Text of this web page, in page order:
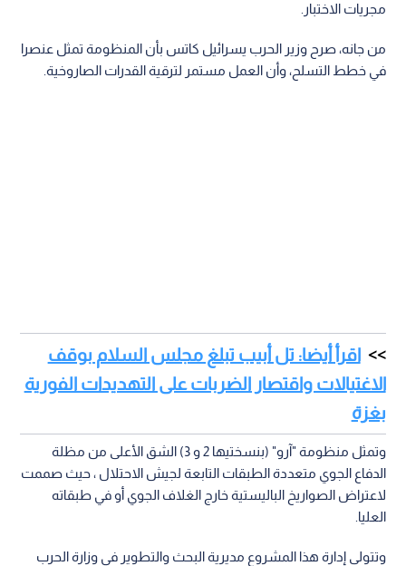
مجريات الاختبار.
من جانه، صرح وزير الحرب يسرائيل كاتس بأن المنظومة تمثل عنصرا
في خطط التسلح، وأن العمل مستمر لترقية القدرات الصاروخية.
اقرأ أيضا: تل أبيب تبلغ مجلس السلام بوقف
الاغتيالات واقتصار الضربات على التهديدات الفورية
بغزة
وتمثل منظومة "آرو" (بنسختيها 2 و 3) الشق الأعلى من مظلة
الدفاع الجوي متعددة الطبقات التابعة لجيش الاحتلال ، حيث صممت
لاعتراض الصواريخ الباليستية خارج الغلاف الجوي أو في طبقاته
العليا.
وتتولى إدارة هذا المشروع مديرية البحث والتطوير في وزارة الحرب